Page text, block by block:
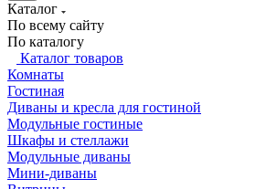
Каталог
По всему сайту
По каталогу
Каталог товаров
Комнаты
Гостиная
Диваны и кресла для гостиной
Модульные гостиные
Шкафы и стеллажи
Модульные диваны
Мини-диваны